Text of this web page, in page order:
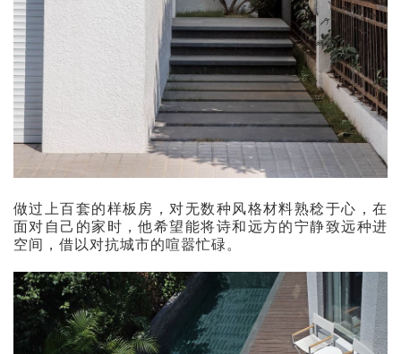
做过上百套的样板房，对无数种风格材料熟稔于心，在
面对自己的家时，他希望能将诗和远方的宁静致远种进
空间，借以对抗城市的喧嚣忙碌。